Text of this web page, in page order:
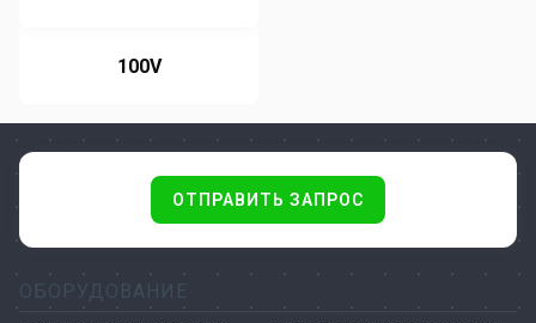
100V
ОТПРАВИТЬ ЗАПРОС
ОБОРУДОВАНИЕ